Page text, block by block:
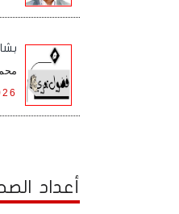
أعداد